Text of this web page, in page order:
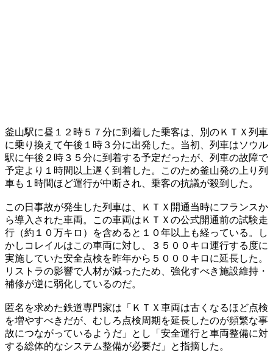
釜山駅に昼１２時５７分に到着した乗客は、別のＫＴＸ列車
に乗り換えて午後１時３分に出発した。当初、列車はソウル
駅に午後２時３５分に到着する予定だったが、列車の故障で
予定より１時間以上遅く到着した。このため釜山発の上り列
車も１時間ほど運行が中断され、乗客の抗議が殺到した。
この日事故が発生した列車は、ＫＴＸ開通当時にフランスか
ら導入された車両。この車両はＫＴＸの公式開通前の試験走
行（約１０万キロ）を含めると１０年以上も経っている。し
かしコレイルはこの車両に対し、３５００キロ運行する度に
実施していた安全点検を昨年から５０００キロに延長した。
リストラの影響で人材が減ったため、強化すべき施設維持・
補修が逆に弱化しているのだ。
匿名を求めた鉄道専門家は「ＫＴＸ車両は古くなるほど点検
を増やすべきだが、むしろ点検周期を延長したのが頻繁な事
故につながっているようだ」とし「安全運行と車両整備に対
する総体的なシステム整備が必要だ」と指摘した。